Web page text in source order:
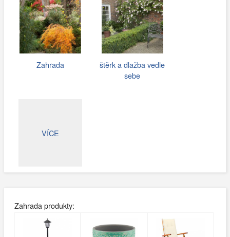
Zahrada
štěrk a dlažba vedle
sebe
VÍCE
Zahrada produkty: